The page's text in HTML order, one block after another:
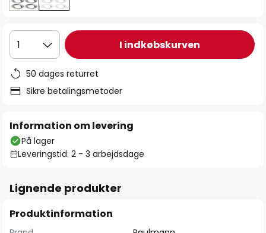
1 I indkøbskurven
50 dages returret
Sikre betalingsmetoder
Information om levering
På lager
Leveringstid: 2 - 3 arbejdsdage
Lignende produkter
Produktinformation